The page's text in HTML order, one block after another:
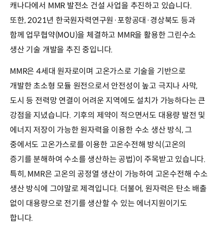
캐나다에서 MMR 발전소 건설 사업을 추진하고 있습니다.
또한, 2021년 한국원자력연구원·포항공대·경상북도 등과
함께 업무협약(MOU)을 체결하고 MMR을 활용한 그린수소
생산 기술 개발을 추진 중입니다.
MMR은 4세대 원자로이며 고온가스로 기술을 기반으로
개발한 초소형 모듈 원전으로서 안전성이 높고 극지나 사막,
도시 등 전력망 연결이 어려운 지역에도 설치가 가능하다는 큰
강점을 지녔습니다. 기후의 제약이 적으면서도 대용량 발전 및
에너지 저장이 가능한 원자력을 이용한 수소 생산 방식, 그
중에서도 고온가스로를 이용한 고온수전해 방식(고온의
증기를 분해하여 수소를 생산하는 공법)이 주목받고 있습니다.
특히, MMR은 고온의 공정열 생산이 가능하여 고온수전해 수소
생산 방식에 그야말로 제격입니다. 더불어, 원자력은 탄소 배출
없이 대용량으로 전기를 생산할 수 있는 에너지원이기도
합니다.